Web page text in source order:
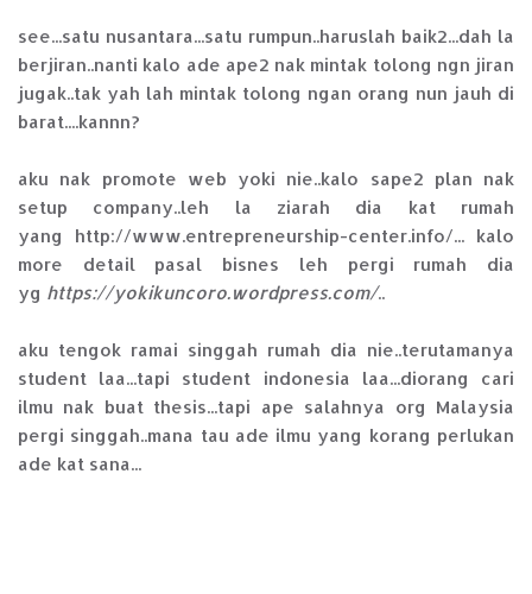
see...satu nusantara...satu rumpun..haruslah baik2...dah la
berjiran..nanti kalo ade ape2 nak mintak tolong ngn jiran
jugak..tak yah lah mintak tolong ngan orang nun jauh di
barat....kannn?
aku nak promote web yoki nie..kalo sape2 plan nak
setup company..leh la ziarah dia kat rumah
yang http://www.entrepreneurship-center.info/... kalo
more detail pasal bisnes leh pergi rumah dia
yg https://yokikuncoro.wordpress.com/..
aku tengok ramai singgah rumah dia nie..terutamanya
student laa...tapi student indonesia laa...diorang cari
ilmu nak buat thesis...tapi ape salahnya org Malaysia
pergi singgah..mana tau ade ilmu yang korang perlukan
ade kat sana...